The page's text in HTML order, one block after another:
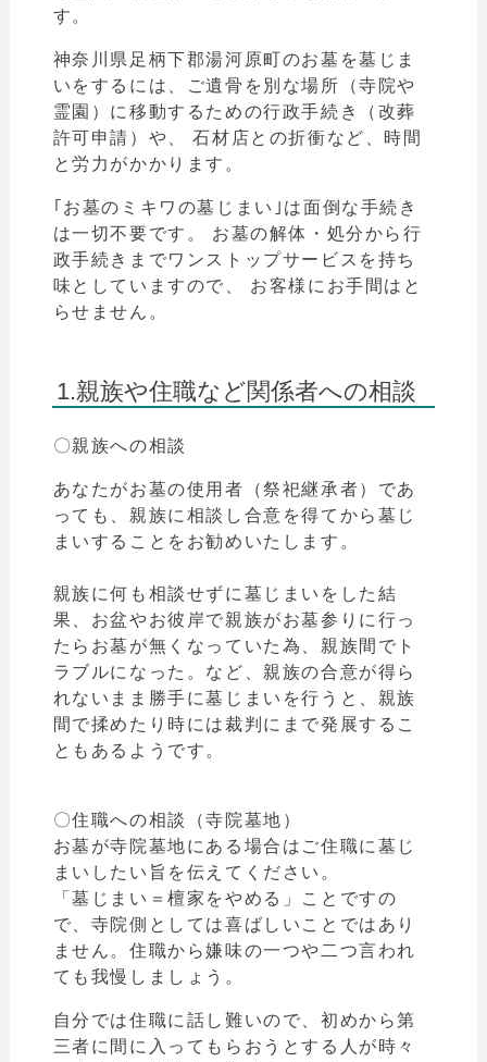
す。
神奈川県足柄下郡湯河原町のお墓を墓じま
いをするには、ご遺骨を別な場所（寺院や
霊園）に移動するための行政手続き（改葬
許可申請）や、 石材店との折衝など、時間
と労力がかかります。
｢お墓のミキワの墓じまい｣は面倒な手続き
は一切不要です。 お墓の解体・処分から行
政手続きまでワンストップサービスを持ち
味としていますので、 お客様にお手間はと
らせません。
1.親族や住職など関係者への相談
〇親族への相談
あなたがお墓の使用者（祭祀継承者）であ
っても、親族に相談し合意を得てから墓じ
まいすることをお勧めいたします。
親族に何も相談せずに墓じまいをした結
果、お盆やお彼岸で親族がお墓参りに行っ
たら お墓が無くなっていた為、親族間でト
ラブルになった。など、親族の合意が得ら
れないまま勝手に墓じまいを行うと、親族
間で揉めたり時には裁判にまで発展するこ
ともあるようです。
〇住職への相談（寺院墓地）
お墓が寺院墓地にある場合はご住職に墓じ
まいしたい旨を伝えてください。
「墓じまい＝檀家をやめる 」ことですの
で、 寺院側としては喜ばしいことではあり
ません。住職から嫌味の一つや二つ言われ
ても我慢しましょう。
自分では住職に話し難いので、初めから第
三者に間に入ってもらおうとする人が時々